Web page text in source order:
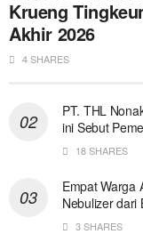
Krueng
Akhir 2026
4 SHARES
PT. THL
ini Sebut
18 SHARES
Empat Warga
Nebulizer dari
3 SHARES